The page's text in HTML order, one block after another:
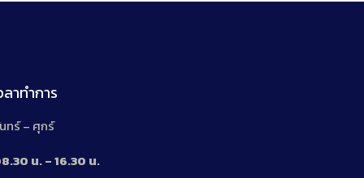
ลาทำการ
ทร์ – ศุกร์
น. – 16.30 น.